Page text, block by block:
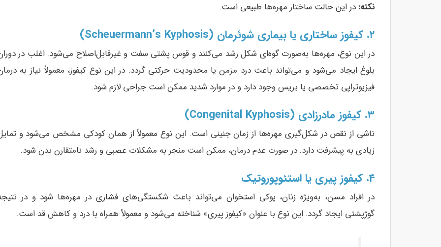
نکته: در این حالت ساختار مهره‌ها طبیعی است.
۲. کیفوز ساختاری یا بیماری شوئرمان (Scheuermann’s Kyphosis)
در این نوع، مهره‌ها به‌صورت گوه‌ای شکل رشد می‌کنند و قوس پشتی سفت و غیرقابل‌اصلاح می‌شود. اغلب در
بلوغ ایجاد می‌شود و می‌تواند باعث درد مزمن یا محدودیت حرکتی گردد. در این نوع کیفوز، معمولاً نیاز به
فیزیوتراپی تخصصی یا بریس وجود دارد و در موارد شدید ممکن است جراحی لازم شود.
۳. کیفوز مادرزادی (Congenital Kyphosis)
ناشی از نقص در شکل‌گیری مهره‌ها از زمان جنینی است. این نوع معمولاً از همان کودکی مشخص می‌شود و
زیادی به پیشرفت دارد. در صورت عدم درمان، ممکن است منجر به مشکلات عصبی و رشد نامتقارن بدن شود.
۴. کیفوز پیری یا استئوپوروتیک
در افراد مسن، به‌ویژه زنان، پوکی استخوان می‌تواند باعث شکستگی‌های فشاری در مهره‌ها شود و در
گوژپشتی ایجاد گردد. این نوع با عنوان «کیفوز پیری» شناخته می‌شود و معمولاً همراه با درد و کاهش قد است.